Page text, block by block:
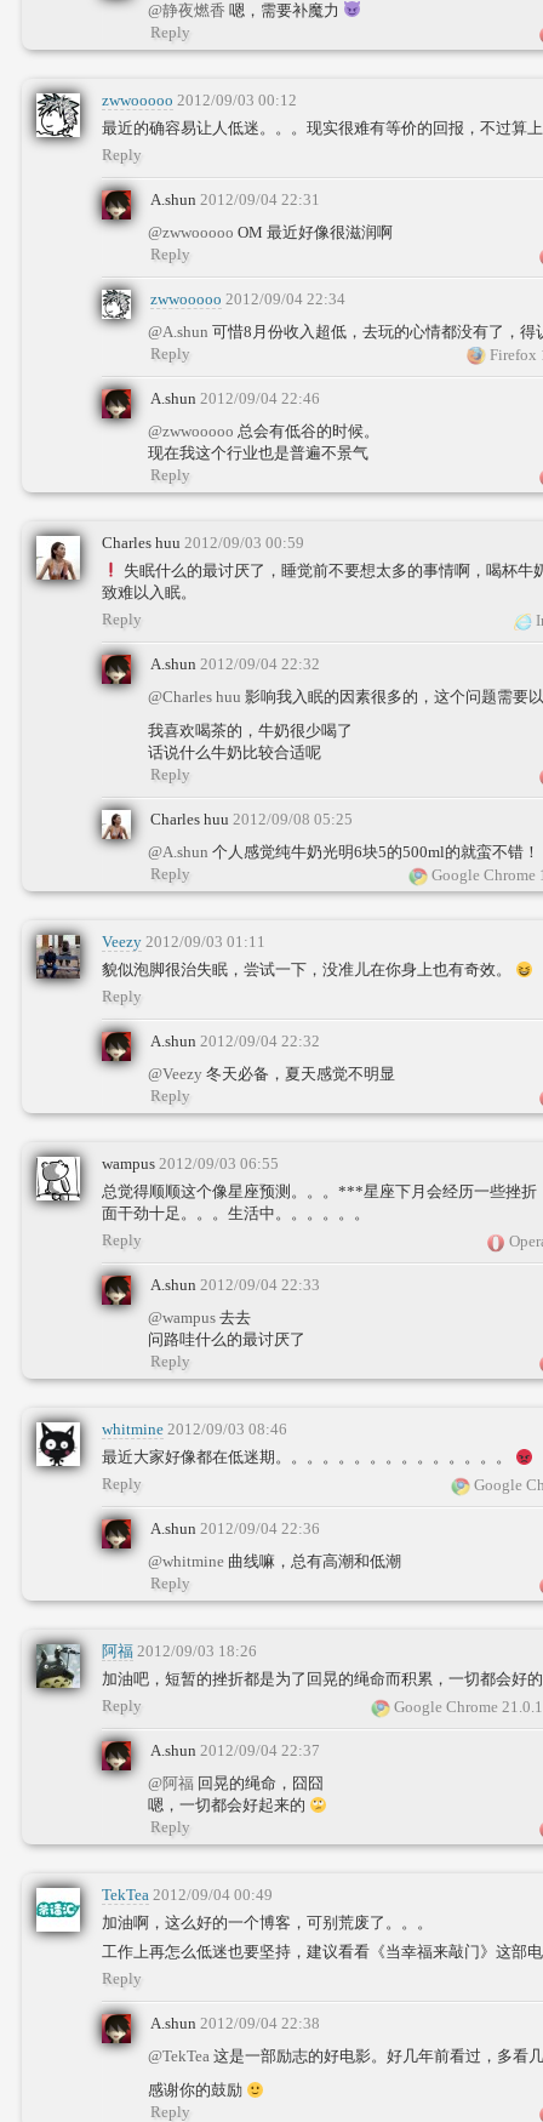
@静夜燃香 嗯，需要补魔力
Reply
zwwooooo 2012/09/03 00:12
最近的确容易让人低迷。。。现实很难有等价的回报，不过算
Reply
A.shun 2012/09/04 22:31
@zwwooooo OM 最近好像很滋润啊
Reply
zwwooooo 2012/09/04 22:34
@A.shun 可惜8月份收入超低，去玩的心情都没有了，
Firefox
Reply
A.shun 2012/09/04 22:46
@zwwooooo 总会有低谷的时候。
现在我这个行业也是普遍不景气
Reply
Charles huu 2012/09/03 00:59
失眠什么的最讨厌了，睡觉前不要想太多的事情啊，喝杯牛
致难以入眠。
Reply
A.shun 2012/09/04 22:32
@Charles huu 影响我入眠的因素很多的，这个问题需要
我喜欢喝茶的，牛奶很少喝了
话说什么牛奶比较合适呢
Reply
Charles huu 2012/09/08 05:25
@A.shun 个人感觉纯牛奶光明6块5的500ml的就蛮不错！
Google Chrome
Reply
Veezy 2012/09/03 01:11
貌似泡脚很治失眠，尝试一下，没准儿在你身上也有奇效。
Reply
A.shun 2012/09/04 22:32
@Veezy 冬天必备，夏天感觉不明显
Reply
wampus 2012/09/03 06:55
总觉得顺顺这个像星座预测。。。***星座下月会经历一些挫折
面干劲十足。。。生活中。。。。。。
Reply
A.shun 2012/09/04 22:33
@wampus 去去
问路哇什么的最讨厌了
Reply
whitmine 2012/09/03 08:46
最近大家好像都在低迷期。。。。。。。。。。。。。。。
Google
Reply
A.shun 2012/09/04 22:36
@whitmine 曲线嘛，总有高潮和低潮
Reply
阿福 2012/09/03 18:26
加油吧，短暂的挫折都是为了回晃的绳命而积累，一切都会好
Google Chrome
Reply
A.shun 2012/09/04 22:37
@阿福 回晃的绳命，囧囧
嗯，一切都会好起来的
Reply
TekTea 2012/09/04 00:49
加油啊，这么好的一个博客，可别荒废了。。。
工作上再怎么低迷也要坚持，建议看看《当幸福来敲门》这部
Reply
A.shun 2012/09/04 22:38
@TekTea 这是一部励志的好电影。好几年前看过，多看
感谢你的鼓励
Reply